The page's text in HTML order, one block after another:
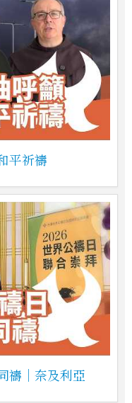
平祈禱
禱｜奈及利亞